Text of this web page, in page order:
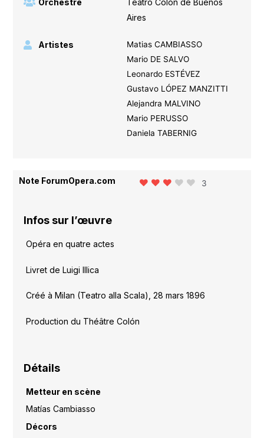
Orchestre
Teatro Colón de Buenos
Aires
Artistes
Matias CAMBIASSO
Mario DE SALVO
Leonardo ESTÉVEZ
Gustavo LÓPEZ MANZITTI
Alejandra MALVINO
Mario PERUSSO
Daniela TABERNIG
Note ForumOpera.com 3
Infos sur l’œuvre
Opéra en quatre actes
Livret de Luigi Illica
Créé à Milan (Teatro alla Scala), 28 mars 1896
Production du Théâtre Colón
Détails
Metteur en scène
Matías Cambiasso
Décors